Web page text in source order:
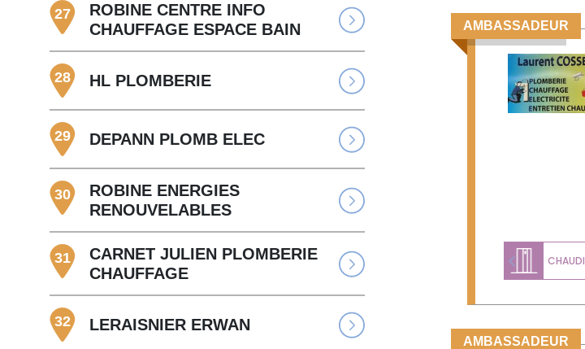
27
ROBINE CENTRE INFO
CHAUFFAGE ESPACE BAIN
28 HL PLOMBERIE
29 DEPANN PLOMB ELEC
30
ROBINE ENERGIES
RENOUVELABLES
31
CARNET JULIEN PLOMBERIE
CHAUFFAGE
32 LERAISNIER ERWAN
AMBASSADEUR
Previous
AMBASSADEUR